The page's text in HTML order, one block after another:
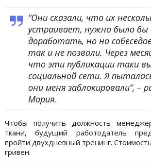
“Они сказали, что их
устраивает, нужно было бы
доработать, но на
так и не позвали. Через
что эти публикации таки
социальной сети. Я
они меня заблокировали“, –
Мария.
Чтобы получить должность
ткани, будущий работодатель
пройти двухдневный тренинг.
гривен.